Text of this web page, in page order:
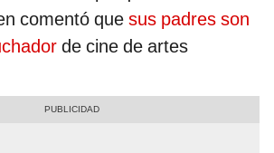
comentó que sus padres son
de cine de artes